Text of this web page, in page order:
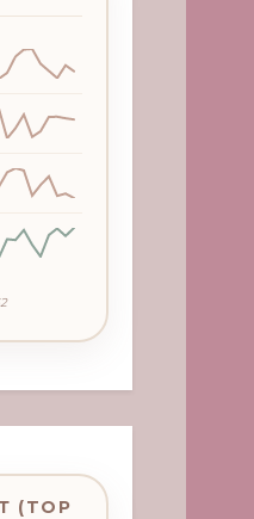
(TOP